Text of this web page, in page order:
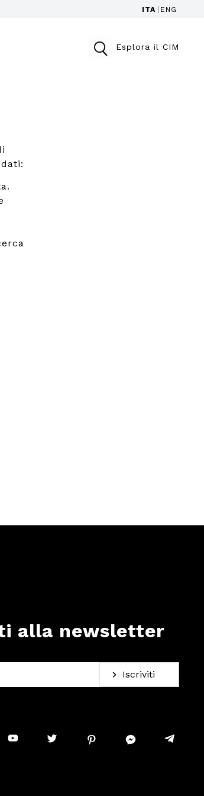
ITA ENG
Esplora il CIM
alla newsletter
Iscriviti